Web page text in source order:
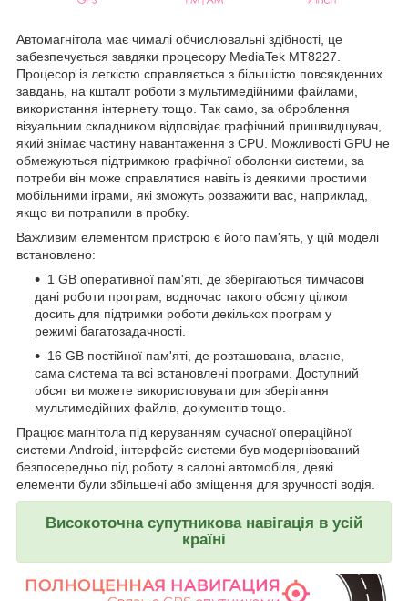
Автомагнітола має чималі обчислювальні здібності, це
забезпечується завдяки процесору MediaTek MT8227.
Процесор із легкістю справляється з більшістю повсякденних
завдань, на кшталт роботи з мультимедійними файлами,
використання інтернету тощо. Так само, за оброблення
візуальним складником відповідає графічний пришвидшувач,
який знімає частину навантаження з CPU. Можливості GPU не
обмежуються підтримкою графічної оболонки системи, за
потреби він може справлятися навіть із деякими простими
мобільними іграми, які зможуть розважити вас, наприклад,
якщо ви потрапили в пробку.
Важливим елементом пристрою є його пам'ять, у цій моделі
встановлено:
1 GB оперативної пам'яті, де зберігаються тимчасові
дані роботи програм, водночас такого обсягу цілком
досить для підтримки роботи декількох програм у
режимі багатозадачності.
16 GB постійної пам'яті, де розташована, власне,
сама система та всі встановлені програми. Доступний
обсяг ви можете використовувати для зберігання
мультимедійних файлів, документів тощо.
Працює магнітола під керуванням сучасної операційної
системи Android, інтерфейс системи був модернізований
безпосередньо під роботу в салоні автомобіля, деякі
елементи були збільшені або зміщення для зручності водія.
Високоточна супутникова навігація в усій
країні